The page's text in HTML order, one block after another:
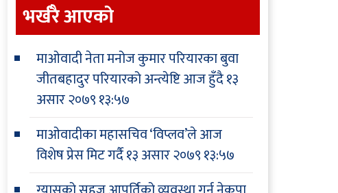
भर्खरै आएकाे
माओवादी नेता मनोज कुमार परियारका बुवा
जीतबहादुर परियारको अन्त्येष्टि आज हुँदै१३
असार २०७९ १३:५७
माओवादीका महासचिव ‘विप्लव’ले आज
विशेष प्रेस मिट गर्दै१३ असार २०७९ १३:५७